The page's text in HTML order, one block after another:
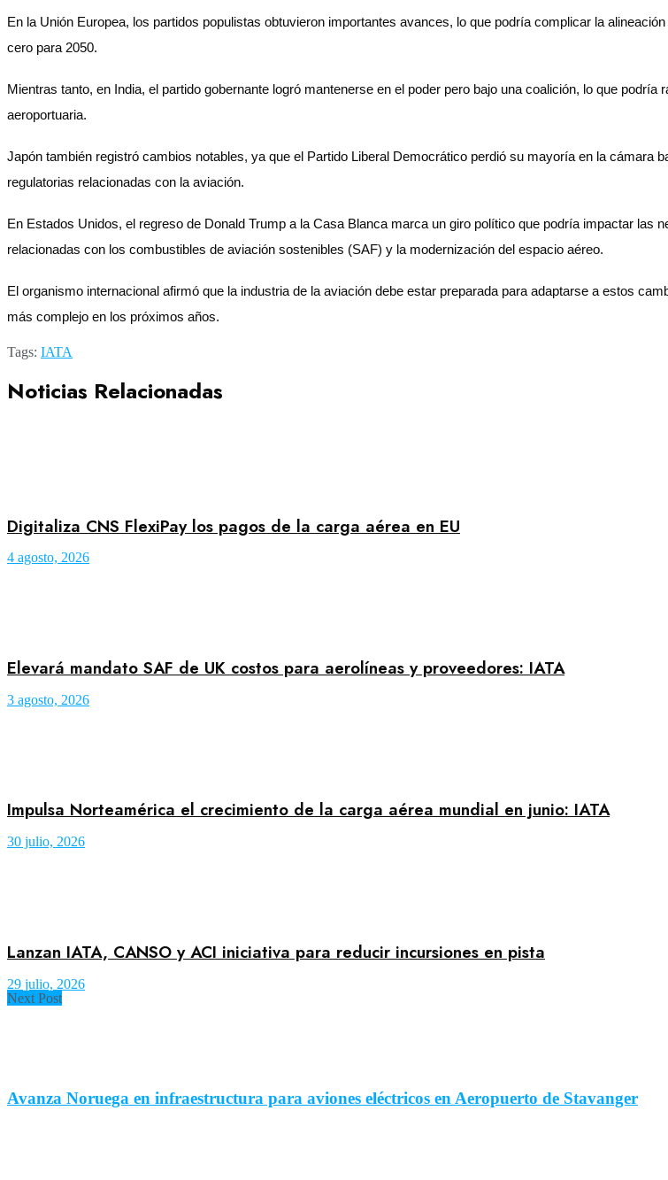
En la Unión Europea, los partidos populistas obtuvieron importantes avances, lo que podría complicar la
cero para 2050.
Mientras tanto, en India, el partido gobernante logró mantenerse en el poder pero bajo una coalición, lo que
aeroportuaria.
Japón también registró cambios notables, ya que el Partido Liberal Democrático perdió su mayoría en la cámara
regulatorias relacionadas con la aviación.
En Estados Unidos, el regreso de Donald Trump a la Casa Blanca marca un giro político que podría impactar
relacionadas con los combustibles de aviación sostenibles (SAF) y la modernización del espacio aéreo.
El organismo internacional afirmó que la industria de la aviación debe estar preparada para adaptarse a estos
más complejo en los próximos años.
Tags: IATA
Noticias Relacionadas
Digitaliza CNS FlexiPay los pagos de la carga aérea en EU
4 agosto, 2026
Elevará mandato SAF de UK costos para aerolíneas y proveedores: IATA
3 agosto, 2026
Impulsa Norteamérica el crecimiento de la carga aérea mundial en junio: IATA
30 julio, 2026
Lanzan IATA, CANSO y ACI iniciativa para reducir incursiones en pista
29 julio, 2026
Next Post
Avanza Noruega en infraestructura para aviones eléctricos en Aeropuerto de Stavanger